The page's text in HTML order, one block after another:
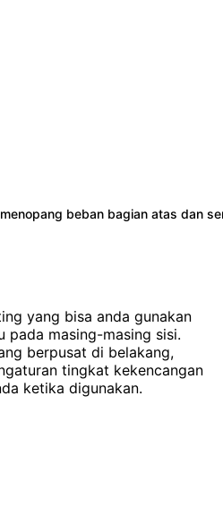
beban bagian atas dan
yang bisa anda gunakan
pada masing-masing sisi.
berpusat di belakang,
tingkat kekencangan
ketika digunakan.